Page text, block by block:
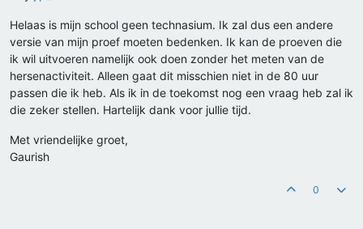
Helaas is mijn school geen technasium. Ik zal dus een andere
versie van mijn proef moeten bedenken. Ik kan de proeven die
ik wil uitvoeren namelijk ook doen zonder het meten van de
hersenactiviteit. Alleen gaat dit misschien niet in de 80 uur
passen die ik heb. Als ik in de toekomst nog een vraag heb zal ik
die zeker stellen. Hartelijk dank voor jullie tijd.
Met vriendelijke groet,
Gaurish
0